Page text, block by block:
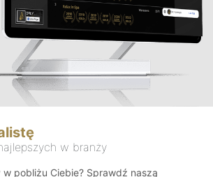
w branży
pobliżu Ciebie? Sprawdź naszą